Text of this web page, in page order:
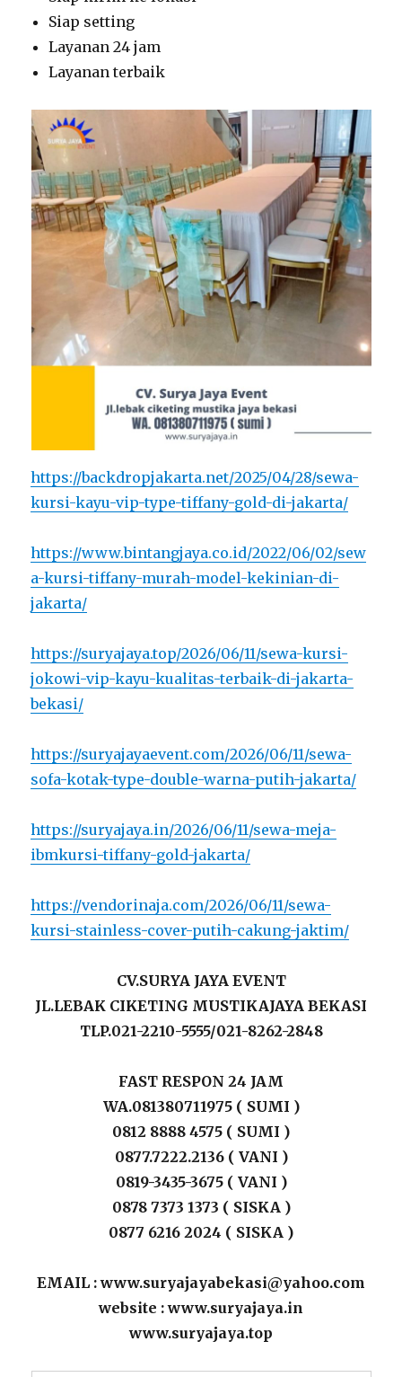
Siap setting
Layanan 24 jam
Layanan terbaik
https://backdropjakarta.net/2025/04/28/sewa-
kursi-kayu-vip-type-tiffany-gold-di-jakarta/
https://www.bintangjaya.co.id/2022/06/02/sew
a-kursi-tiffany-murah-model-kekinian-di-
jakarta/
https://suryajaya.top/2026/06/11/sewa-kursi-
jokowi-vip-kayu-kualitas-terbaik-di-jakarta-
bekasi/
https://suryajayaevent.com/2026/06/11/sewa-
sofa-kotak-type-double-warna-putih-jakarta/
https://suryajaya.in/2026/06/11/sewa-meja-
ibmkursi-tiffany-gold-jakarta/
https://vendorinaja.com/2026/06/11/sewa-
kursi-stainless-cover-putih-cakung-jaktim/
CV.SURYA JAYA EVENT
JL.LEBAK CIKETING MUSTIKAJAYA BEKASI
TLP.021-2210-5555/021-8262-2848
FAST RESPON 24 JAM
WA.081380711975 ( SUMI )
0812 8888 4575 ( SUMI )
0877.7222.2136 ( VANI )
0819-3435-3675 ( VANI )
0878 7373 1373 ( SISKA )
0877 6216 2024 ( SISKA )
EMAIL : www.suryajayabekasi@yahoo.com
website : www.suryajaya.in
www.suryajaya.top